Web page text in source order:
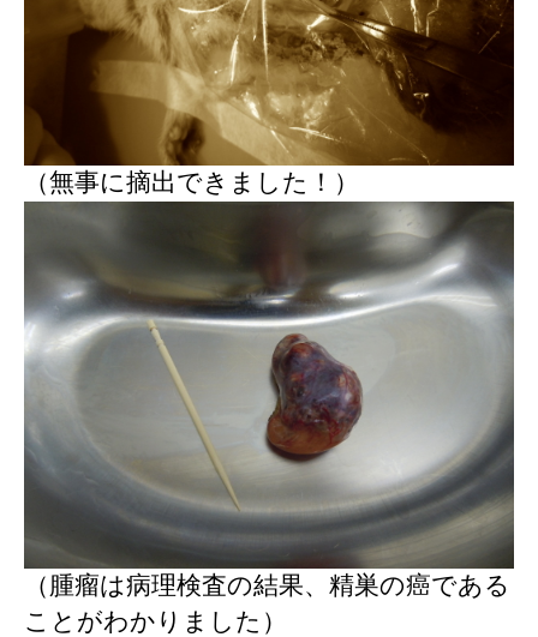
（無事に摘出できました！）
（腫瘤は病理検査の結果、精巣の癌である
ことがわかりました）